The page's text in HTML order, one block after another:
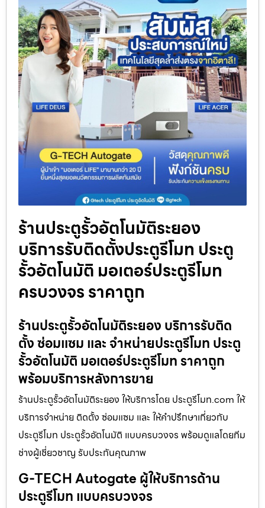
ร้านประตูรั้วอัตโนมัติระยอง
บริการรับติดตั้งประตูรีโมท ประตู
รั้วอัตโนมัติ มอเตอร์ประตูรีโมท
ครบวงจร ราคาถูก
ร้านประตูรั้วอัตโนมัติระยอง บริการรับติด
ตั้ง ซ่อมแซม และ จำหน่ายประตูรีโมท ประตู
รั้วอัตโนมัติ มอเตอร์ประตูรีโมท ราคาถูก
พร้อมบริการหลังการขาย
ร้านประตูรั้วอัตโนมัติระยอง ให้บริการโดย ประตูรีโมท.com ให้
บริการจำหน่าย ติดตั้ง ซ่อมแซม และ ให้คำปรึกษาเกี่ยวกับ
ประตูรีโมท ประตูรั้วอัตโนมัติ แบบครบวงจร พร้อมดูแลโดยทีม
ช่างผู้เชี่ยวชาญ รับประกันคุณภาพ
G-TECH Autogate ผู้ให้บริการด้าน
ประตูรีโมท แบบครบวงจร